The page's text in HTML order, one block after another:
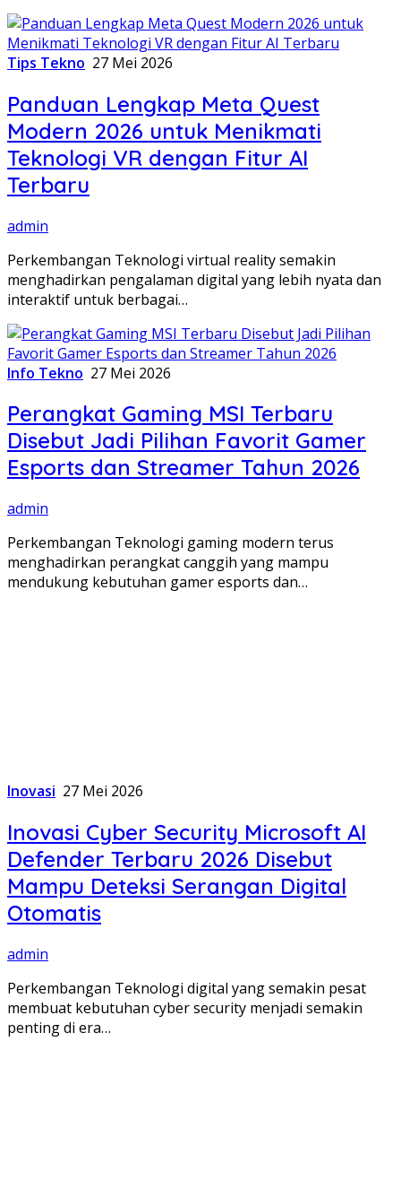
Tips Tekno 27 Mei 2026
Panduan Lengkap Meta Quest
Modern 2026 untuk Menikmati
Teknologi VR dengan Fitur AI
Terbaru
admin
Perkembangan Teknologi virtual reality semakin
menghadirkan pengalaman digital yang lebih nyata dan
interaktif untuk berbagai…
Info Tekno 27 Mei 2026
Perangkat Gaming MSI Terbaru
Disebut Jadi Pilihan Favorit Gamer
Esports dan Streamer Tahun 2026
admin
Perkembangan Teknologi gaming modern terus
menghadirkan perangkat canggih yang mampu
mendukung kebutuhan gamer esports dan…
Inovasi 27 Mei 2026
Inovasi Cyber Security Microsoft AI
Defender Terbaru 2026 Disebut
Mampu Deteksi Serangan Digital
Otomatis
admin
Perkembangan Teknologi digital yang semakin pesat
membuat kebutuhan cyber security menjadi semakin
penting di era…